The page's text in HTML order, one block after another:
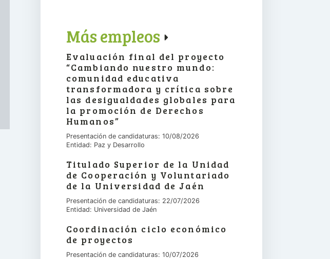
Más empleos
Evaluación final del proyecto
“Cambiando nuestro mundo:
comunidad educativa
transformadora y crítica sobre
las desigualdades globales para
la promoción de Derechos
Humanos”
Presentación de candidaturas: 10/08/2026
Entidad: Paz y Desarrollo
Titulado Superior de la Unidad
de Cooperación y Voluntariado
de la Universidad de Jaén
Presentación de candidaturas: 22/07/2026
Entidad: Universidad de Jaén
Coordinación ciclo económico
de proyectos
Presentación de candidaturas: 10/07/2026